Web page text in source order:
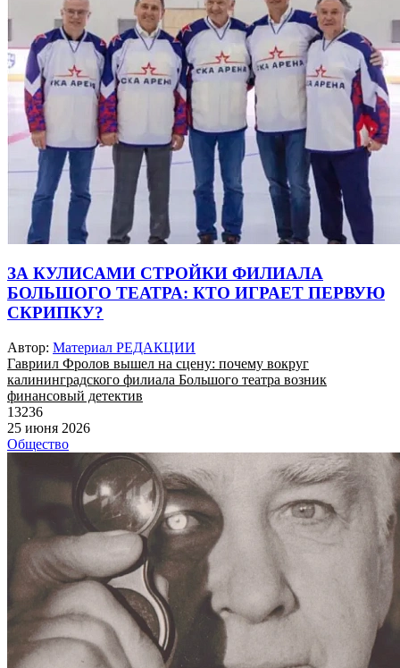
ЗА КУЛИСАМИ СТРОЙКИ ФИЛИАЛА
БОЛЬШОГО ТЕАТРА: КТО ИГРАЕТ ПЕРВУЮ
СКРИПКУ?
Автор: Материал РЕДАКЦИИ
Гавриил Фролов вышел на сцену: почему вокруг
калининградского филиала Большого театра возник
финансовый детектив
13236
25 июня 2026
Общество